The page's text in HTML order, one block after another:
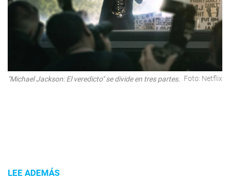
"Michael Jackson: El veredicto" se divide en tres partes. Foto: Netflix
LEE ADEMÁS